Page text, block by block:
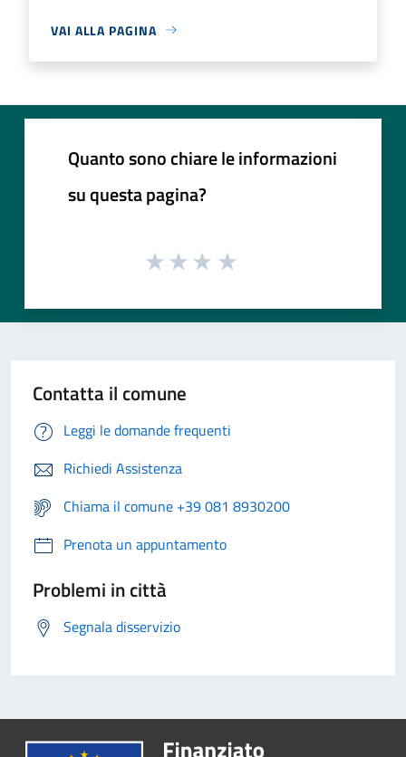
VAI ALLA PAGINA
Quanto sono chiare le informazioni
su questa pagina?
Contatta il comune
Leggi le domande frequenti
Richiedi Assistenza
Chiama il comune +39 081 8930200
Prenota un appuntamento
Problemi in città
Segnala disservizio